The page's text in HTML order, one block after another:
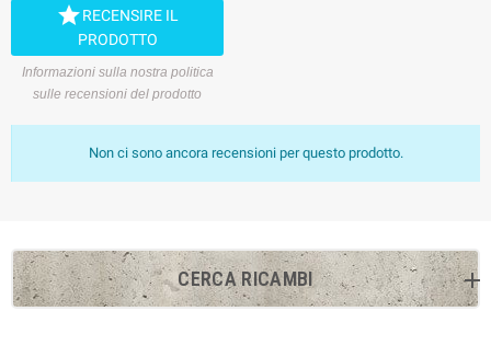
RECENSIRE IL
PRODOTTO
Informazioni sulla nostra politica
sulle recensioni del prodotto
Non ci sono ancora recensioni per questo prodotto.
CERCA RICAMBI